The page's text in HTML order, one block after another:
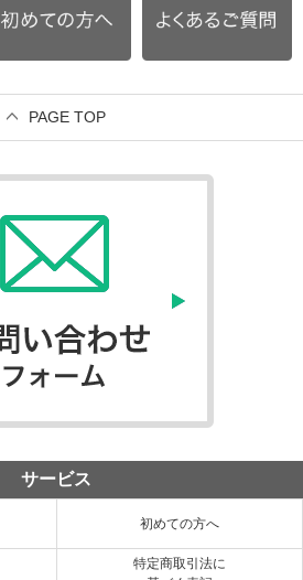
PAGE TOP
サービス
初めての方へ
特定商取引法に